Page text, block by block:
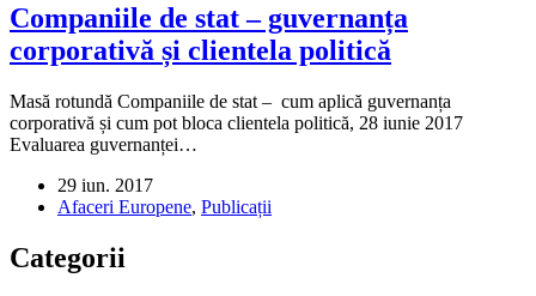
Companiile de stat – guvernanța
corporativă și clientela politică
Masă rotundă Companiile de stat – cum aplică guvernanța
corporativă și cum pot bloca clientela politică, 28 iunie 2017
Evaluarea guvernanței…
29 iun. 2017
Afaceri Europene, Publicații
Categorii